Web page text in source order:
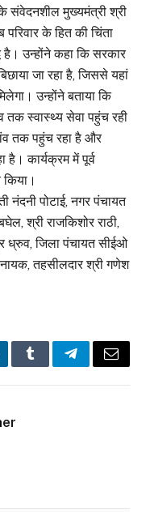
संवेदनशील मुख्यमंत्री श्री
परिवार के हित की चिंता
उन्होंने कहा कि सरकार
जा रहा है, जिससे यहां
उन्होंने बताया कि
तक स्वास्थ्य सेवा पहुंच रही
तक पहुंच रहा है और
है। कार्यक्रम में पूर्व
नंदनी पोटाई, नगर पंचायत
श्री राजकिशोर राठी,
ध्रुव, जिला पंचायत सीईओ
तहसीलदार श्री गणेश
TumblrTelegramEmail